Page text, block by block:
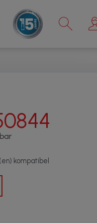
×
kompatibel